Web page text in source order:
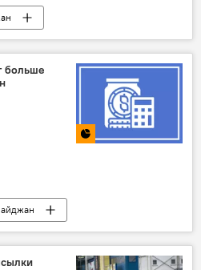
пересмотр
Государственное агентство водных ресурсов Азербайджана
больше
Физические лица